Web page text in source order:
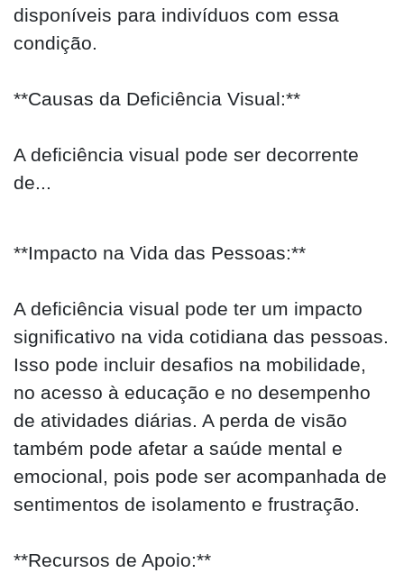
disponíveis para indivíduos com essa
condição.
**Causas da Deficiência Visual:**
A deficiência visual pode ser decorrente
de...
**Impacto na Vida das Pessoas:**
A deficiência visual pode ter um impacto
significativo na vida cotidiana das pessoas.
Isso pode incluir desafios na mobilidade,
no acesso à educação e no desempenho
de atividades diárias. A perda de visão
também pode afetar a saúde mental e
emocional, pois pode ser acompanhada de
sentimentos de isolamento e frustração.
**Recursos de Apoio:**